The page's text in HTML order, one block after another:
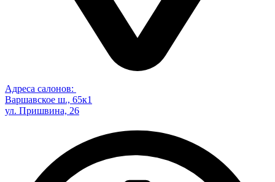
Адреса салонов:
Варшавское ш., 65к1
ул. Пришвина, 26